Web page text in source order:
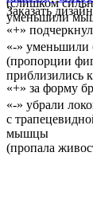
(слишком
уменьшили
«+»
«-» уменьшили
(пропорции
приблизились
«+» за форму
«-» убрали
с
мышцы
(пропала
Заказать